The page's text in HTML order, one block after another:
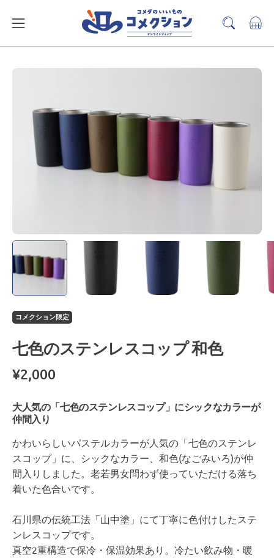
メ
ニ
検
索
く
カー
コメクション限定
七色のステンレスコップ 和色
¥2,000
大人気の「七色のステンレスコップ」にシックなカラーが
仲間入り
かわいらしいパステルカラーが人気の「七色のステンレ
スコップ」に、シックなカラー、和色(なごみいろ)が仲
間入りしました。老若男女問わず使っていただける落ち
着いた色合いです。
石川県の伝統工法「山中塗」にて丁寧に色付けしたステ
ンレスコップです。
真空2重構造で保冷・保温効果あり。冷たい飲み物・暖